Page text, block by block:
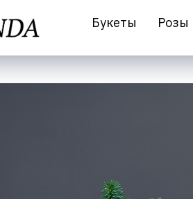
Букеты Розы